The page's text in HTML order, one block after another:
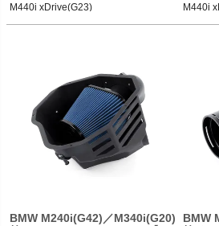
M440i
BMW M240i(G42)／M340i(G20)
BMW